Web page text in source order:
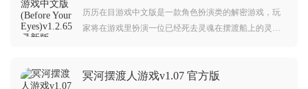
Eyes)v1.2.65 最新版
历历在目游戏中文版是一款角色扮演类的解密游戏，玩
家将在游戏里扮演一位已经死去灵魂在摆渡船上的灵
谎，将强制在你的回忆里寻找真相。
冥河摆渡人游戏v1.07 官方版